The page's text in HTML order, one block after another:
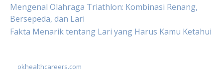
Mengenal Olahraga Triathlon: Kombinasi Renang,
Bersepeda, dan Lari
Fakta Menarik tentang Lari yang Harus Kamu Ketahui
okhealthcareers.com